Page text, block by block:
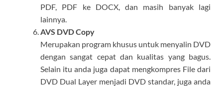
PDF, PDF ke DOCX, dan masih banyak lagi
lainnya.
AVS DVD Copy
Merupakan program khusus untuk menyalin DVD
dengan sangat cepat dan kualitas yang bagus.
Selain itu anda juga dapat mengkompres File dari
DVD Dual Layer menjadi DVD standar, juga anda